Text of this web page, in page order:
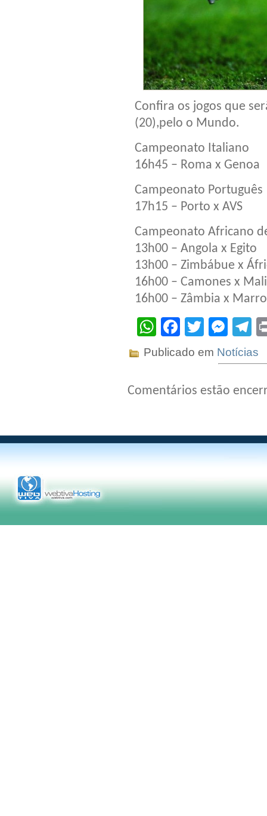
Confira os jogos que
(20),pelo o Mundo.
Campeonato Italiano
16h45 – Roma x Genoa
Campeonato Português
17h15 – Porto x AVS
Campeonato Africano
13h00 – Angola x Egito
13h00 – Zimbábue x
16h00 – Camones x Mali
16h00 – Zâmbia x
WhatsApp
Facebook
Twitter
Publicado em Notícias
Comentários estão